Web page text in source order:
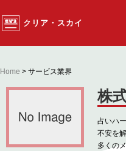
クリア・スカイ
Home > サービス業界
株
占いハ
不安を
多くの